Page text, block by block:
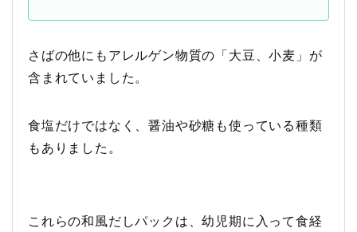
さばの他にもアレルゲン物質の「大豆、小麦」が
含まれていました。
食塩だけではなく、醤油や砂糖も使っている種類
もありました。
これらの和風だしパックは、幼児期に入って食経